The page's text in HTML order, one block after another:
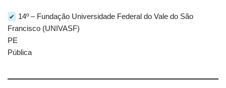
✔ 14º – Fundação Universidade Federal do Vale do São
Francisco (UNIVASF)
PE
Pública